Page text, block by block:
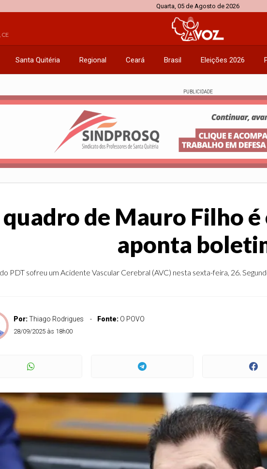
Quarta, 05 de Agosto de 2026
CE
Santa Quitéria Regional Ceará Brasil Eleições 2026
PUBLICIDADE
de Mauro Filho é
aponta
PDT sofreu um Acidente Vascular Cerebral (AVC) nesta sexta-feira, 26.
Por:Thiago Rodrigues Fonte: O POVO
28/09/2025 às 18h00